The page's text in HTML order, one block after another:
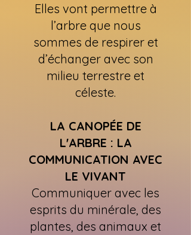
Elles vont permettre à
l’arbre que nous
sommes de respirer et
d’échanger avec son
milieu terrestre et
céleste.
LA CANOPÉE DE
L'ARBRE : LA
COMMUNICATION AVEC
LE VIVANT
Communiquer avec les
esprits du minérale, des
plantes, des animaux et